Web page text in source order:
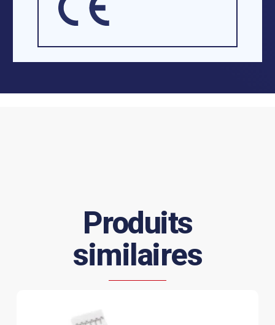
Produits
similaires